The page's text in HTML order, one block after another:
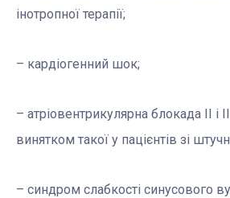
інотропної терапії;
– кардіогенний шок;
– атріовентрикулярна блокада II і
винятком такої у пацієнтів зі
– синдром слабкості синусового